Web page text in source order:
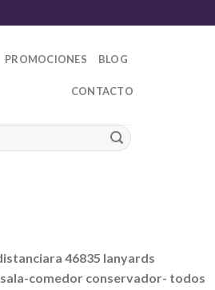
PROMOCIONES BLOG
CONTACTO
46835 lanyards
comedor conservador- todos